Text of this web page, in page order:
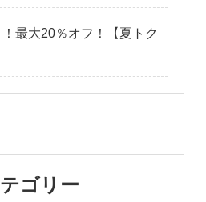
最大20％オフ！【夏トク
ゴリー